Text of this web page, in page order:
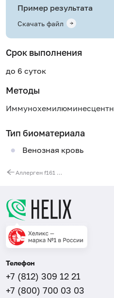
Пример результата
Скачать файл
Срок выполнения
до 6 суток
Методы
Тип биоматериала
Венозная кровь
Аллерген f161 - молочная сыворотка, IgE
Телефон
+7 (812) 309 12 21
+7 (800) 700 03 03